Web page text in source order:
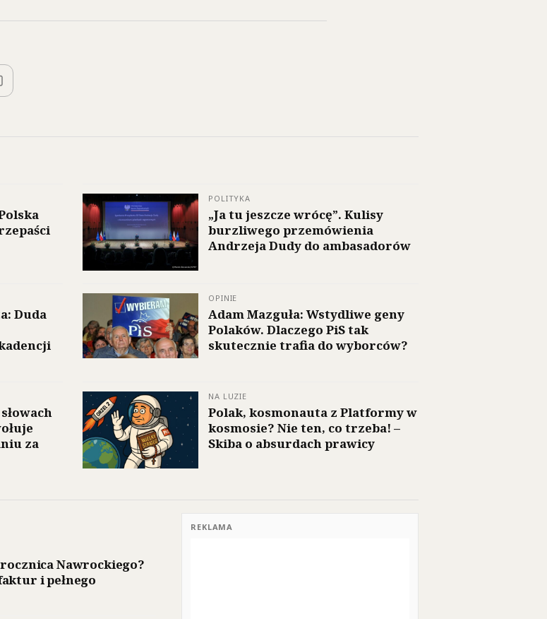
POLITYKA
„Ja tu jeszcze wrócę”. Kulisy
burzliwego przemówienia
Andrzeja Dudy do ambasadorów
Duda
OPINIE
Adam Mazguła: Wstydliwe geny
Polaków. Dlaczego PiS tak
skutecznie trafia do wyborców?
za
NA LUZIE
Polak, kosmonauta z Platformy w
kosmosie? Nie ten, co trzeba! –
Skiba o absurdach prawicy
Nawrockiego?
i pełnego
REKLAMA